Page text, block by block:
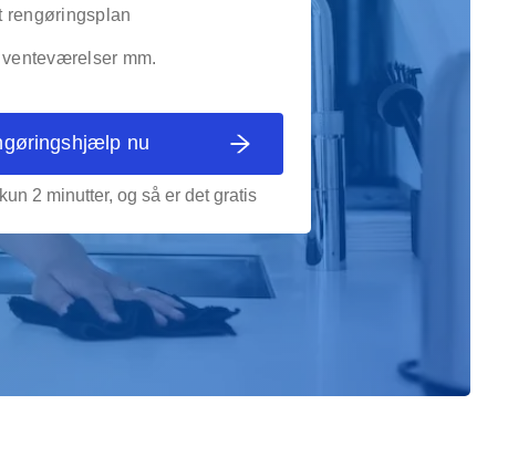
rengøringsplan
venteværelser mm.
nu
2 minutter, og så er det gratis